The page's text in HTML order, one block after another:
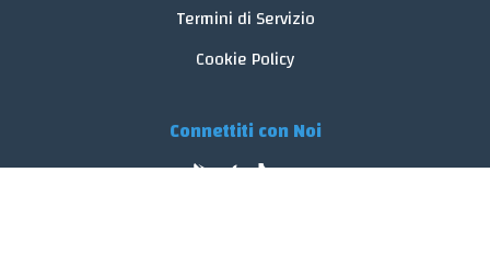
Termini di Servizio
Cookie Policy
Connettiti con Noi